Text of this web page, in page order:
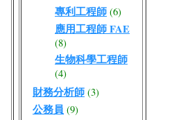
專利工程師 (6)
應用工程師 FAE
(8)
生物科學工程師
(4)
財務分析師 (3)
公務員 (9)